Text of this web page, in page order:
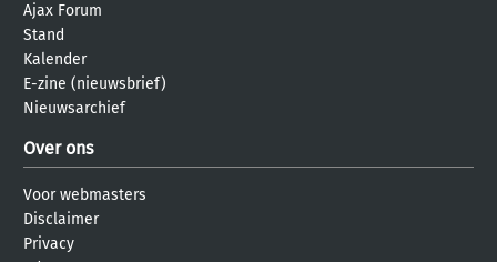
Ajax Forum
Stand
Kalender
E-zine (nieuwsbrief)
Nieuwsarchief
Over ons
Voor webmasters
Disclaimer
Privacy